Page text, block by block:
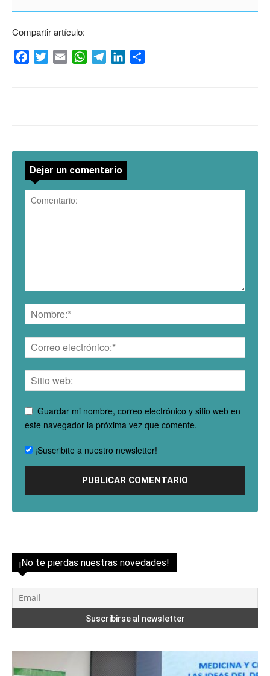
Compartir artículo:
FacebookTwitterEmail WhatsAppTelegramLinkedIn
Dejar un comentario
Guardar mi nombre, correo electrónico y sitio web en
este navegador la próxima vez que comente.
¡Suscribite a nuestro newsletter!
¡No te pierdas nuestras novedades!